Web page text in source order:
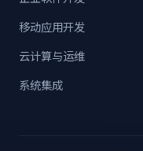
移动应用开发
云计算与运维
系统集成